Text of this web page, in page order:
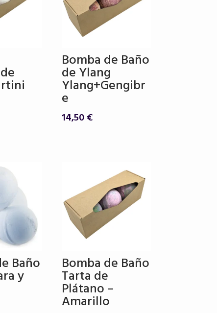
Bomba de Baño
de Ylang
Ylang+Gengibr
e
14,50€
Baño
y
Bomba de Baño
Tarta de
Plátano –
Amarillo